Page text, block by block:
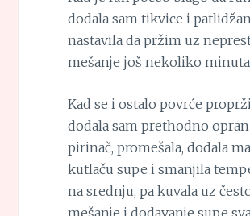
dodala sam tikvice i
nastavila da pržim uz
mešanje još nekoliko
Kad se i ostalo povrće
dodala sam prethodno opran
pirinač, promešala, dodala
kutlaču supe i smanjila
na srednju, pa kuvala uz